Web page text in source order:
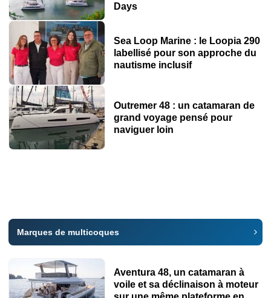
Days
Sea Loop Marine : le Loopia 290
labellisé pour son approche du
nautisme inclusif
Outremer 48 : un catamaran de
grand voyage pensé pour
naviguer loin
Marques de multicoques
Aventura 48, un catamaran à
voile et sa déclinaison à moteur